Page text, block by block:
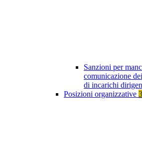
Sanzioni per
comunicazione
di incarichi
Posizioni organizzative 3